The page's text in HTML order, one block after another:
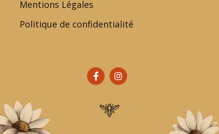
Mentions Légales
Politique de confidentialité